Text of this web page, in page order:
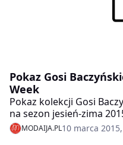
Pokaz Gosi
Week
Pokaz kolekcji Gosi
na sezon jesień-zima
była Gatta, odbył się 5
Week 2015. Gosia
MODAIJA.PL10 marca